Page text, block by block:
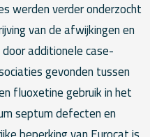
werden verder onderzocht
van de afwijkingen en
additionele case-
gevonden tussen
fluoxetine gebruik in het
septum defecten en